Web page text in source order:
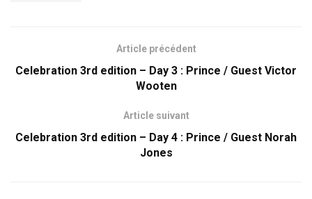
Article précédent
Celebration 3rd edition – Day 3 : Prince / Guest Victor
Wooten
Article suivant
Celebration 3rd edition – Day 4 : Prince / Guest Norah
Jones